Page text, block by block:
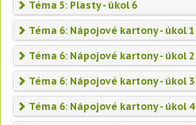
Téma 5: Plasty - úkol 6
Téma 6: Nápojové kartony - úkol 1
Téma 6: Nápojové kartony - úkol 2
Téma 6: Nápojové kartony - úkol 3
Téma 6: Nápojové kartony - úkol 4